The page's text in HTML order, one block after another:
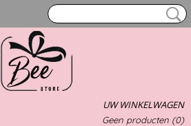
UW WINKELWAGEN
Geen producten (0)